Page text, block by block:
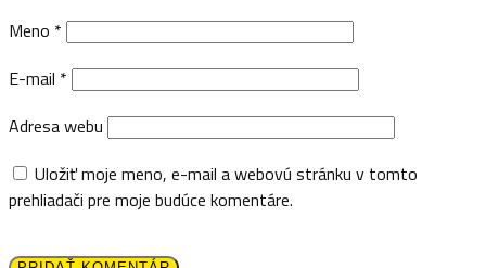
Meno *
E-mail *
Adresa webu
Uložiť moje meno, e-mail a webovú stránku v tomto
prehliadači pre moje budúce komentáre.